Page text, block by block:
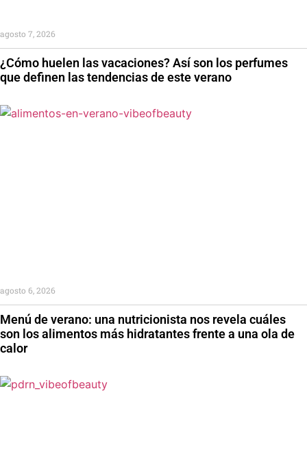
¿Cómo huelen las vacaciones? Así son los perfumes
que definen las tendencias de este verano
agosto 7, 2026
Menú de verano: una nutricionista nos revela cuáles
son los alimentos más hidratantes frente a una ola de
calor
agosto 6, 2026